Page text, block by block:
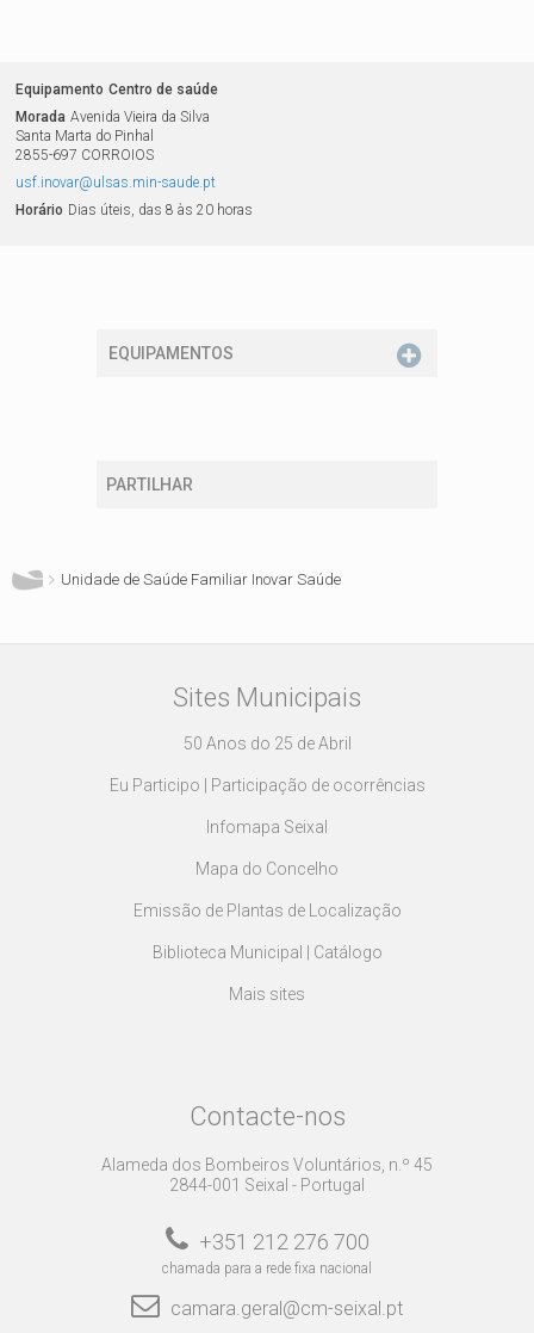
Equipamento Centro de saúde
Morada Avenida Vieira da Silva
Santa Marta do Pinhal
2855-697 CORROIOS
usf.inovar@ulsas.min-saude.pt
Horário Dias úteis, das 8 às 20 horas
EQUIPAMENTOS
PARTILHAR
Unidade de Saúde Familiar Inovar Saúde
Sites Municipais
50 Anos do 25 de Abril
Eu Participo | Participação de ocorrências
Infomapa Seixal
Mapa do Concelho
Emissão de Plantas de Localização
Biblioteca Municipal | Catálogo
Mais sites
Contacte-nos
Alameda dos Bombeiros Voluntários, n.º 45
2844-001 Seixal - Portugal
+351 212 276 700
chamada para a rede fixa nacional
camara.geral@cm-seixal.pt